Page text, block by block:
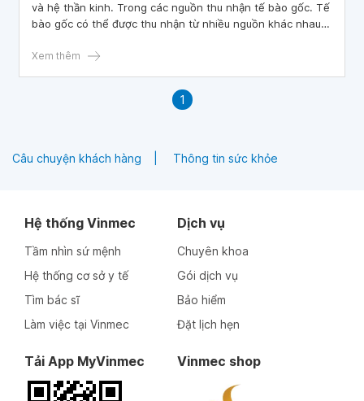
và hệ thần kinh. Trong các nguồn thu nhận tế bào gốc. Tế
bào gốc có thể được thu nhận từ nhiều nguồn khác nhau
nhược điểm riêng. Gần đây, tủy răng sữa là nguồn tế bào
Xem thêm
1
Câu chuyện khách hàng Thông tin sức khỏe
Hệ thống Vinmec
Tầm nhìn sứ mệnh
Hệ thống cơ sở y tế
Tìm bác sĩ
Làm việc tại Vinmec
Dịch vụ
Chuyên khoa
Gói dịch vụ
Bảo hiểm
Đặt lịch hẹn
Tải App MyVinmec Vinmec shop